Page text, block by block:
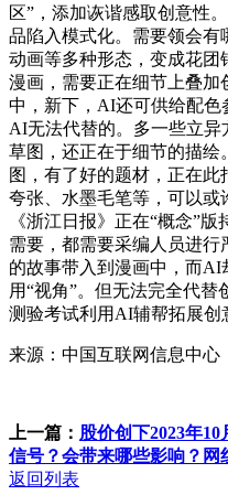
区”，添加诙谐感取创意性
品陷入模式化。需要领会有
动画等多种形态，变成花团
漫画，需要正在细节上叠
中，新下，AI还可供给配色
AI无法代替的。多一些立异
草图，还正在于细节的描绘
图，有了好的题材，正在
夸张、水墨毛笔等，可以或
《浙江日报》正在“概念”
需要，都需要采编人员进行
的故事带入到漫画中，而
用“视角”。但无法完全代
测验考试利用AI辅帮拓展创
来源：中国互联网信息中心
上一篇： 股价创下2023年10
信号？会带来哪些影响？网
返回列表